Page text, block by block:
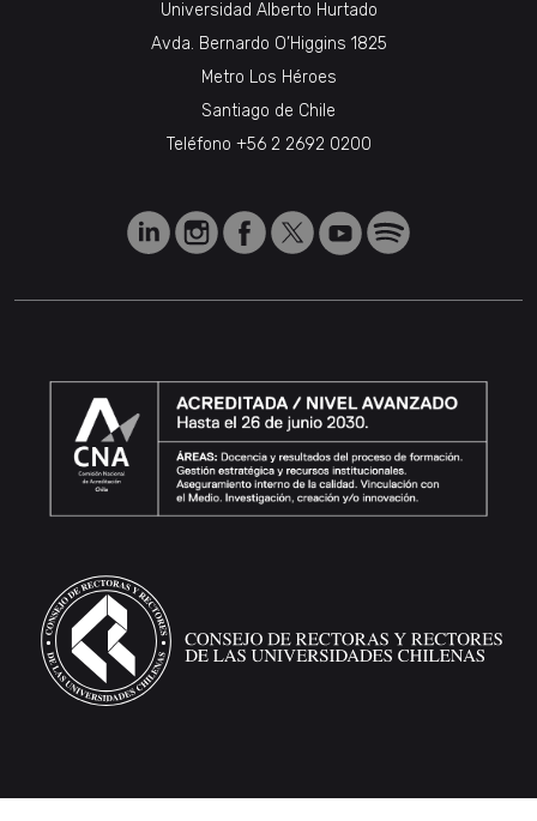
Universidad Alberto Hurtado
Avda. Bernardo O’Higgins 1825
Metro Los Héroes
Santiago de Chile
Teléfono +56 2 2692 0200